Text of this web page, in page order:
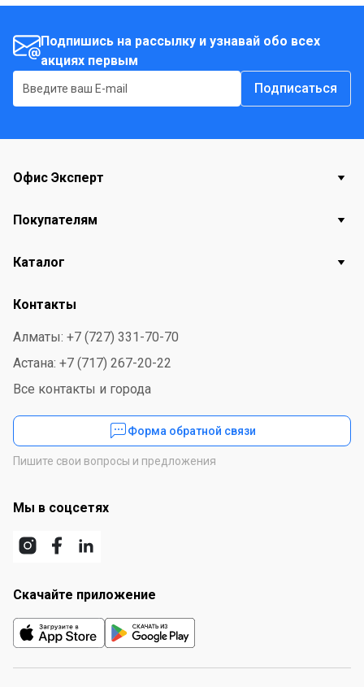
Подпишись на рассылку и узнавай обо всех
акциях первым
Подписаться
Офис Эксперт
Покупателям
Каталог
Контакты
Алматы: +7 (727) 331-70-70
Астана: +7 (717) 267-20-22
Все контакты и города
Форма обратной связи
Пишите свои вопросы и предложения
Мы в соцсетях
Скачайте приложение